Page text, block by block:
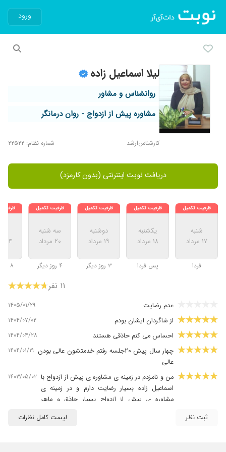
ورود
لیلا اسماعیل زاده
روانشناس و مشاور
مشاوره پیش از ازدواج - روان درمانگر
کارشناس‌ارشد شماره نظام: ۲۲۵۲۲
دریافت نوبت اینترنتی (بدون کارمزد)
شنبه
۱۷ مرداد
فردا
یکشنبه
۱۸ مرداد
پس فردا
دوشنبه
۱۹ مرداد
۳ روز دیگر
سه شنبه
۲۰ مرداد
۴ روز دیگر
۲۴ مرداد
۸ روز دیگر
۱۱ نفر
عدم رضایت ۱۴۰۵/۰۱/۲۹
از شاگردان ایشان بودم ۱۴۰۴/۰۷/۰۲
احساس می کنم حاذقی هستند ۱۴۰۴/۰۴/۲۸
چهار سال پیش ۲۰جلسه رفتم خدمتشون عالی بودن
عالی
۱۴۰۴/۰۱/۱۹
من و نامزدم در زمینه ی مشاوره ی پیش از ازدواج با
اسماعیل زاده بسیار رضایت دارم و در زمینه ی
مشاوره ی پیش از ازدواج بسیار حاذق و ماهر
۱۴۰۳/۰۵/۰۲
ثبت نظر لیست کامل نظرات